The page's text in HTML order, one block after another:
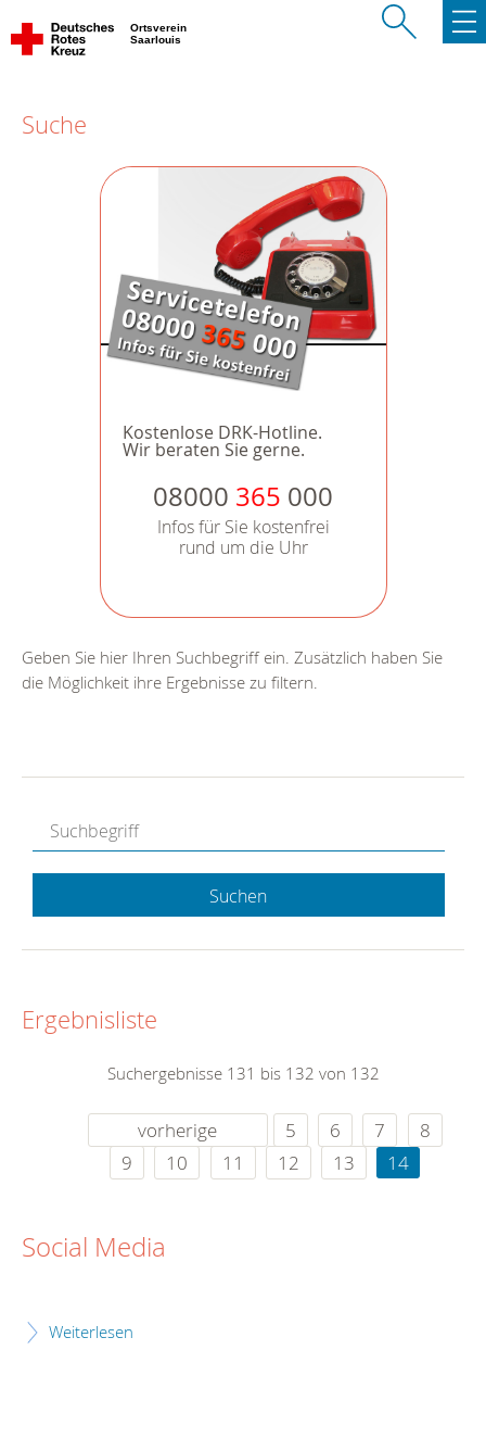
Ortsverein
Saarlouis
Suche
Kostenlose DRK-Hotline.
Wir beraten Sie gerne.
08000 365 000
Infos für Sie kostenfrei
rund um die Uhr
Geben Sie hier Ihren Suchbegriff ein. Zusätzlich haben Sie
die Möglichkeit ihre Ergebnisse zu filtern.
Suchen
Ergebnisliste
Suchergebnisse 131 bis 132 von 132
vorherige 5 6 7
8
9
10 11 12 13 14
Social Media
Weiterlesen